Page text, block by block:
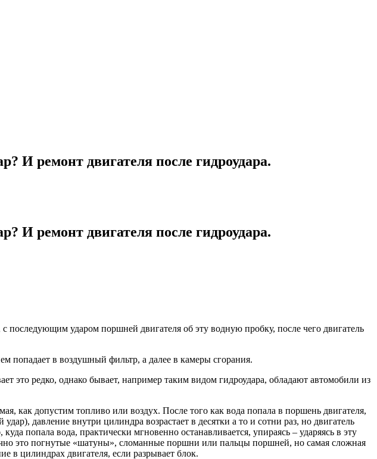
И ремонт двигателя после гидроудара.
И ремонт двигателя после гидроудара.
последующим ударом поршней двигателя об эту водную пробку, после чего двигатель
попадает в воздушный фильтр, а далее в камеры сгорания.
это редко, однако бывает, например таким видом гидроудара, обладают автомобили из
как допустим топливо или воздух. После того как вода попала в поршень двигателя,
давление внутри цилиндра возрастает в десятки а то и сотни раз, но двигатель
попала вода, практически мгновенно останавливается, упираясь – ударяясь в эту
это погнутые «шатуны», сломанные поршни или пальцы поршней, но самая сложная
в цилиндрах двигателя, если разрывает блок.